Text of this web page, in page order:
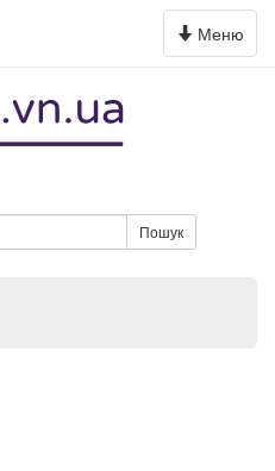
Toggle
navigation
Меню
Пошук